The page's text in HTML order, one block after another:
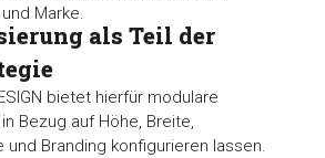
Marke.
als Teil der
bietet hierfür modulare
Bezug auf Höhe, Breite,
und Branding konfigurieren lassen.